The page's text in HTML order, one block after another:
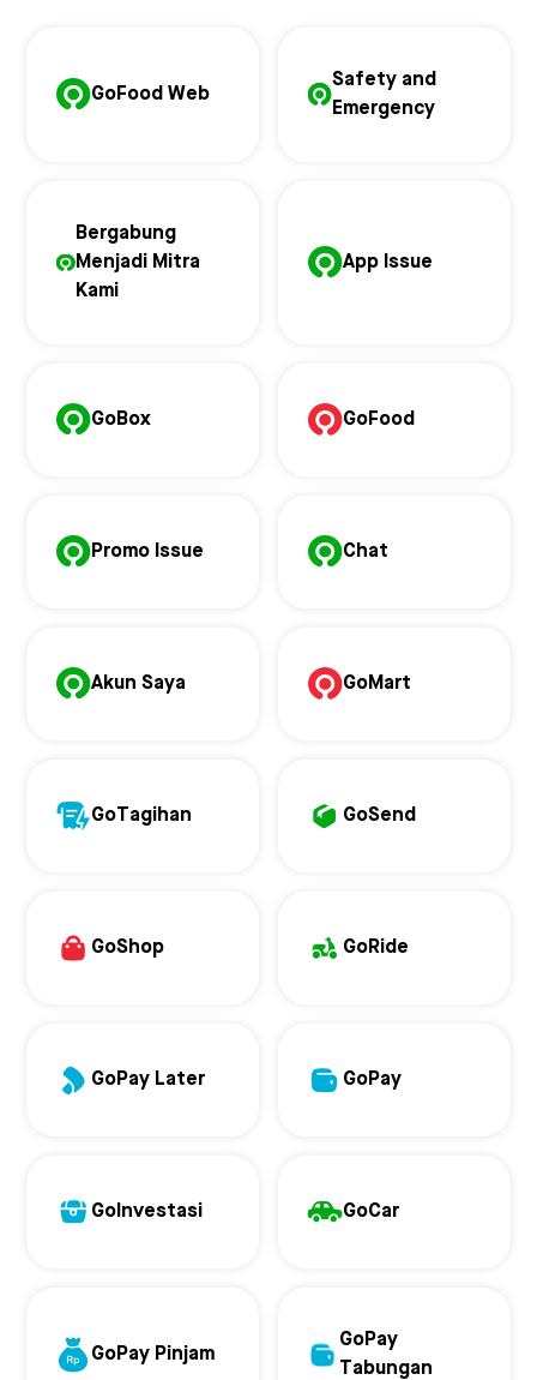
GoFood Web
Safety and
Emergency
Bergabung
Menjadi Mitra
Kami
App Issue
GoBox GoFood
Promo Issue Chat
Akun Saya GoMart
GoTagihan GoSend
GoShop GoRide
GoPay Later GoPay
GoInvestasi GoCar
GoPay Pinjam
GoPay
Tabungan